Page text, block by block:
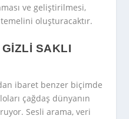
ve geliştirilmesi,
oluşturacaktır.
SAKLI
ibaret benzer biçimde
çağdaş dünyanın
Sesli arama, veri